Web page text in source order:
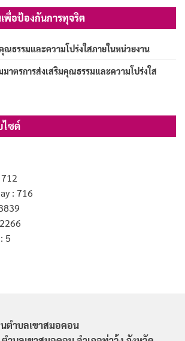
พื่อป้องกันการทุจริต
ณธรรมและความโปร่งใสภายในหน่วยงาน
มาตรการส่งเสริมคุณธรรมและความโปร่งใส
ไซต์
: 716
5
ตำบลเขาสมอคอน